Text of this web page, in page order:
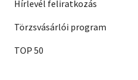
Hírlevél feliratkozás
Törzsvásárlói program
TOP 50